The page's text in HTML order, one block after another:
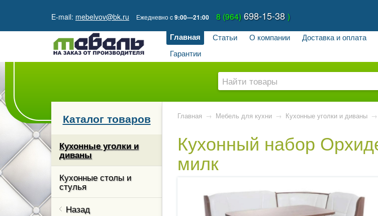
E-mail: mebelvov@bk.ru Ежедневноc9:00—21:00 8 (964) 698-15-38)
Главная Статьи О компании Доставка и оплата
Гарантии
Каталог товаров
и
Кухонные уголки и
диваны
Кухонные столы и
стулья
Назад
Главная → Мебель для кухни → Кухонные уголки и диваны →
Кухонный набор
милк